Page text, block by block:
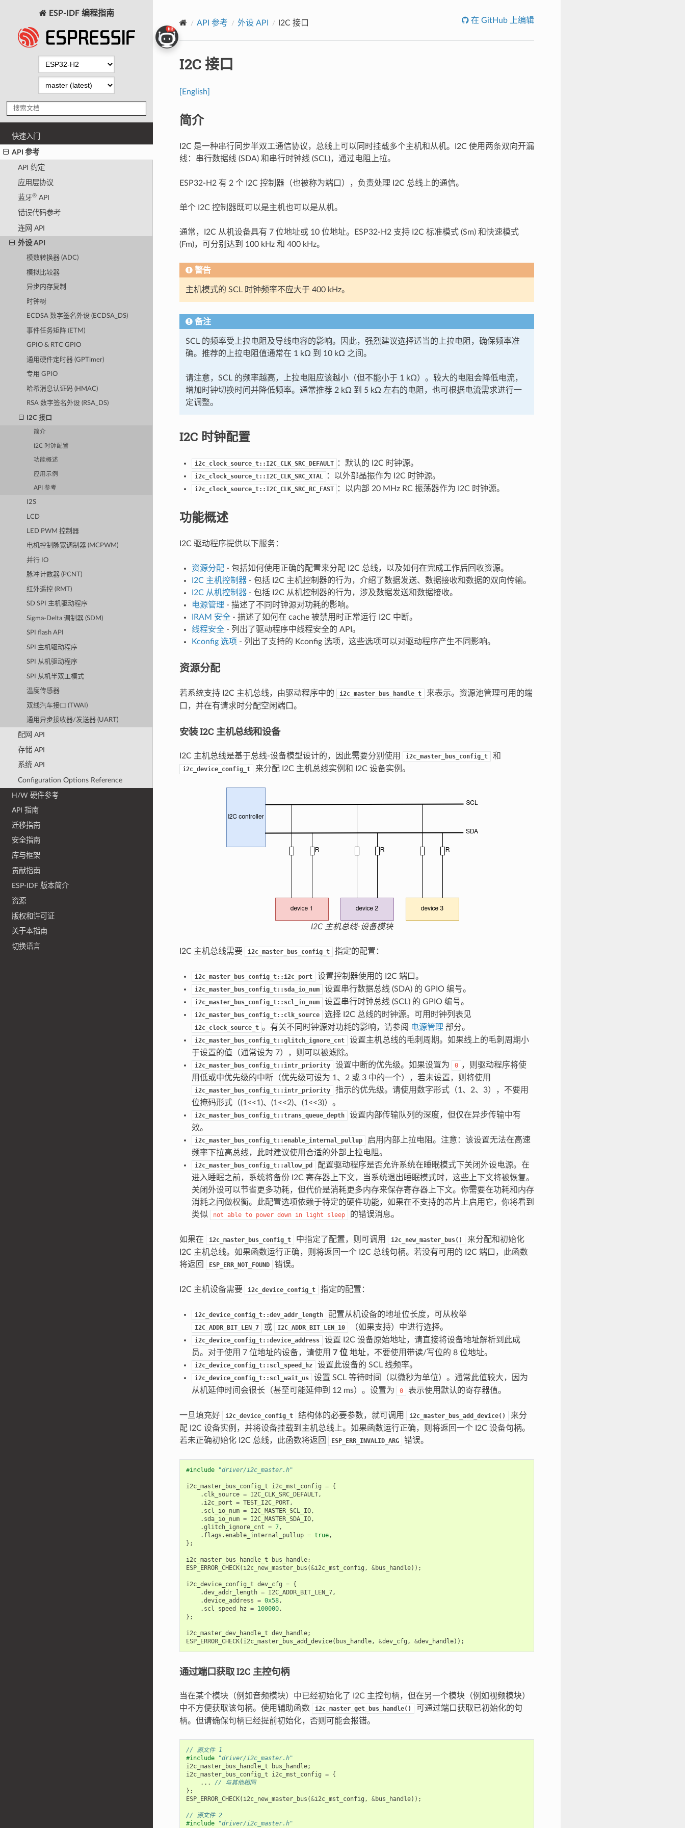
ESP-IDF 编程指南
快速入门
API 参考
API 约定
应用层协议
蓝牙®API
错误代码参考
连网 API
外设 API
模数转换器 (ADC)
模拟比较器
异步内存复制
时钟树
ECDSA 数字签名外设 (ECDSA_DS)
事件任务矩阵 (ETM)
GPIO & RTC GPIO
通用硬件定时器 (GPTimer)
专用 GPIO
哈希消息认证码 (HMAC)
RSA 数字签名外设 (RSA_DS)
I2C 接口
简介
I2C 时钟配置
功能概述
应用示例
API 参考
I2S
LCD
LED PWM 控制器
电机控制脉宽调制器 (MCPWM)
并行 IO
脉冲计数器 (PCNT)
红外遥控 (RMT)
SD SPI 主机驱动程序
Sigma-Delta 调制器 (SDM)
SPI flash API
SPI 主机驱动程序
SPI 从机驱动程序
SPI 从机半双工模式
温度传感器
双线汽车接口 (TWAI)
通用异步接收器/发送器 (UART)
配网 API
存储 API
系统 API
Configuration Options Reference
H/W 硬件参考
API 指南
迁移指南
安全指南
库与框架
贡献指南
ESP-IDF 版本简介
资源
版权和许可证
关于本指南
切换语言
API 参考 外设 API I2C 接口 在 GitHub 上编辑
I2C 接口
[English]
简介
I2C 是一种串行同步半双工通信协议，总线上可以同时挂载多个主机和从机。I2C 使用两条双向开漏
线：串行数据线 (SDA) 和串行时钟线 (SCL)，通过电阻上拉。
ESP32-H2 有 2 个 I2C 控制器（也被称为端口），负责处理 I2C 总线上的通信。
单个 I2C 控制器既可以是主机也可以是从机。
通常，I2C 从机设备具有 7 位地址或 10 位地址。ESP32-H2 支持 I2C 标准模式 (Sm) 和快速模式
(Fm)，可分别达到 100 kHz 和 400 kHz。
警告
主机模式的 SCL 时钟频率不应大于 400 kHz。
备注
SCL 的频率受上拉电阻及导线电容的影响。因此，强烈建议选择适当的上拉电阻，确保频率准
确。推荐的上拉电阻值通常在 1 kΩ 到 10 kΩ 之间。
请注意，SCL 的频率越高，上拉电阻应该越小（但不能小于 1 kΩ）。较大的电阻会降低电流，
增加时钟切换时间并降低频率。通常推荐 2 kΩ 到 5 kΩ 左右的电阻，也可根据电流需求进行一
定调整。
I2C 时钟配置
i2c_clock_source_t::I2C_CLK_SRC_DEFAULT ：默认的 I2C 时钟源。
i2c_clock_source_t::I2C_CLK_SRC_XTAL ：以外部晶振作为 I2C 时钟源。
i2c_clock_source_t::I2C_CLK_SRC_RC_FAST ：以内部 20 MHz RC 振荡器作为 I2C 时钟源。
功能概述
I2C 驱动程序提供以下服务：
资源分配- 包括如何使用正确的配置来分配 I2C 总线，以及如何在完成工作后回收资源。
I2C 主机控制器- 包括 I2C 主机控制器的行为，介绍了数据发送、数据接收和数据的双向传输。
I2C 从机控制器- 包括 I2C 从机控制器的行为，涉及数据发送和数据接收。
电源管理 - 描述了不同时钟源对功耗的影响。
IRAM 安全- 描述了如何在 cache 被禁用时正常运行 I2C 中断。
线程安全- 列出了驱动程序中线程安全的 API。
Kconfig 选项 - 列出了支持的 Kconfig 选项，这些选项可以对驱动程序产生不同影响。
资源分配
若系统支持 I2C 主机总线，由驱动程序中的 i2c_master_bus_handle_t
来表示。资源池管理可用的端
口，并在有请求时分配空闲端口。
安装 I2C 主机总线和设备
I2C 主机总线是基于总线-设备模型设计的，因此需要分别使用 i2c_master_bus_config_t 和
i2c_device_config_t 来分配 I2C 主机总线实例和 I2C 设备实例。
I2C 主机总线-设备模块
I2C 主机总线需要 i2c_master_bus_config_t 指定的配置：
i2c_master_bus_config_t::i2c_port 设置控制器使用的 I2C 端口。
i2c_master_bus_config_t::sda_io_num 设置串行数据总线 (SDA) 的 GPIO 编号。
i2c_master_bus_config_t::scl_io_num 设置串行时钟总线 (SCL) 的 GPIO 编号。
i2c_master_bus_config_t::clk_source 选择 I2C 总线的时钟源。可用时钟列表见
i2c_clock_source_t 。有关不同时钟源对功耗的影响，请参阅 电源管理 部分。
i2c_master_bus_config_t::glitch_ignore_cnt
设置主机总线的毛刺周期。如果线上的毛刺周期小
于设置的值（通常设为 7），则可以被滤除。
i2c_master_bus_config_t::intr_priority 设置中断的优先级。如果设置为 0 ，则驱动程序将使
用低或中优先级的中断（优先级可设为 1、2 或 3 中的一个），若未设置，则将使用
i2c_master_bus_config_t::intr_priority
指示的优先级。请使用数字形式（1、2、3），不要用
位掩码形式（(1<<1)、(1<<2)、(1<<3)）。
i2c_master_bus_config_t::trans_queue_depth
设置内部传输队列的深度，但仅在异步传输中有
效。
i2c_master_bus_config_t::enable_internal_pullup
启用内部上拉电阻。注意：该设置无法在高速
频率下拉高总线，此时建议使用合适的外部上拉电阻。
i2c_master_bus_config_t::allow_pd
配置驱动程序是否允许系统在睡眠模式下关闭外设电源。在
进入睡眠之前，系统将备份 I2C 寄存器上下文，当系统退出睡眠模式时，这些上下文将被恢复。
关闭外设可以节省更多功耗，但代价是消耗更多内存来保存寄存器上下文。你需要在功耗和内存
消耗之间做权衡。此配置选项依赖于特定的硬件功能，如果在不支持的芯片上启用它，你将看到
类似
not able to power down in light sleep 的错误消息。
如果在 i2c_master_bus_config_t 中指定了配置，则可调用 i2c_new_master_bus()
来分配和初始化
I2C 主机总线。如果函数运行正确，则将返回一个 I2C 总线句柄。若没有可用的 I2C 端口，此函数
将返回
ESP_ERR_NOT_FOUND 错误。
I2C 主机设备需要 i2c_device_config_t 指定的配置：
i2c_device_config_t::dev_addr_length 配置从机设备的地址位长度，可从枚举
I2C_ADDR_BIT_LEN_7 或 I2C_ADDR_BIT_LEN_10 （如果支持）中进行选择。
i2c_device_config_t::device_address
设置 I2C 设备原始地址，请直接将设备地址解析到此成
员。对于使用 7 位地址的设备，请使用 7 位地址，不要使用带读/写位的 8 位地址。
i2c_device_config_t::scl_speed_hz 设置此设备的 SCL 线频率。
i2c_device_config_t::scl_wait_us
设置 SCL 等待时间（以微秒为单位）。通常此值较大，因为
从机延伸时间会很长（甚至可能延伸到 12 ms）。设置为
0 表示使用默认的寄存器值。
一旦填充好 i2c_device_config_t 结构体的必要参数，就可调用 i2c_master_bus_add_device()
来分
配 I2C 设备实例，并将设备挂载到主机总线上。如果函数运行正确，则将返回一个 I2C 设备句柄。
若未正确初始化 I2C 总线，此函数将返回
ESP_ERR_INVALID_ARG 错误。
#include "driver/i2c_master.h"
i2c_master_bus_config_t i2c_mst_config = {
. clk_source = I2C_CLK_SRC_DEFAULT,
. i2c_port = TEST_I2C_PORT,
. scl_io_num = I2C_MASTER_SCL_IO,
. sda_io_num = I2C_MASTER_SDA_IO,
.glitch_ignore_cnt = 7,
. flags .enable_internal_pullup = true,
};
i2c_master_bus_handle_t bus_handle;
ESP_ERROR_CHECK( i2c_new_master_bus (&i2c_mst_config , &bus_handle));
i2c_device_config_t dev_cfg = {
.dev_addr_length = I2C_ADDR_BIT_LEN_7,
.device_address = 0x58,
. scl_speed_hz = 100000,
};
i2c_master_dev_handle_t dev_handle;
ESP_ERROR_CHECK( i2c_master_bus_add_device( bus_handle, &dev_cfg , &dev_handle));
通过端口获取 I2C 主控句柄
当在某个模块（例如音频模块）中已经初始化了 I2C 主控句柄，但在另一个模块（例如视频模块）
中不方便获取该句柄。使用辅助函数
i2c_master_get_bus_handle()
可通过端口获取已初始化的句
柄。但请确保句柄已经提前初始化，否则可能会报错。
// 源文件 1
#include
"driver/i2c_master.h"
i2c_master_bus_handle_t
bus_handle;
i2c_master_bus_config_t
i2c_mst_config = {
...
// 与其他相同
};
ESP_ERROR_CHECK( i2c_new_master_bus (&i2c_mst_config , &bus_handle));
// 源文件 2
#include
"driver/i2c_master.h"